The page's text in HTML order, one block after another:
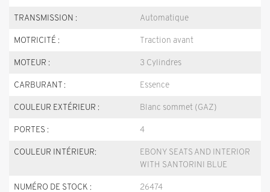
TRANSMISSION : Automatique
MOTRICITÉ : Traction avant
MOTEUR : 3 Cylindres
CARBURANT : Essence
COULEUR EXTÉRIEUR : Blanc sommet (GAZ)
PORTES : 4
COULEUR INTÉRIEUR:
EBONY SEATS AND INTERIOR
WITH SANTORINI BLUE
NUMÉRO DE STOCK : 26474